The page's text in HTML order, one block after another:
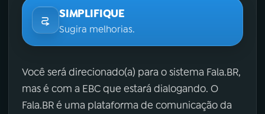
SIMPLIFIQUE
Sugira melhorias.
Você será direcionado(a) para o sistema Fala.BR,
mas é com a EBC que estará dialogando. O
Fala.BR é uma plataforma de comunicação da